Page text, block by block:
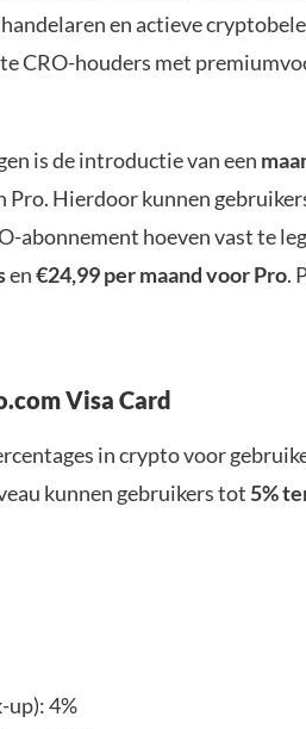
en actieve
CRO-houders met
is de introductie van een
Pro. Hierdoor kunnen
abonnement hoeven vast te
en€24,99 per maand voor Pro.
Visa Card
in crypto voor
kunnen gebruikers tot 5%
up): 4%